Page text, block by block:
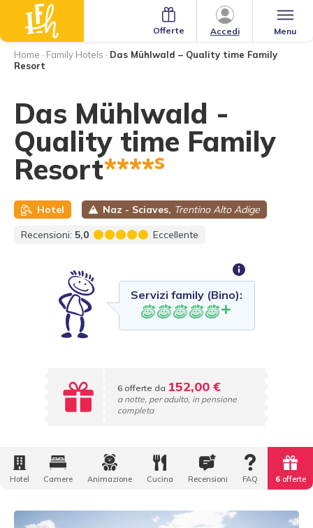
Menu
Accedi
Offerte
Home · Family Hotels · Das Mühlwald – Quality time Family
Resort
Das Mühlwald -
Quality time Family
Resort****s
Hotel Naz - Sciaves, Trentino Alto Adige
Recensioni: 5,0 Eccellente
Servizi family (Bino):
6 offerte da 152,00 €
a notte, per adulto, in pensione
completa
Hotel Camere Animazione Cucina Recensioni FAQ 6offerte